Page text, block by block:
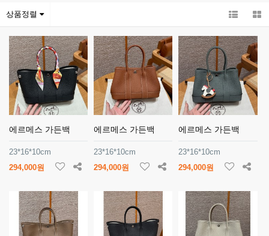
상품정렬
에르메스 가든백
23*16*10cm
294,000원
에르메스 가든백
23*16*10cm
294,000원
에르메스 가든백
23*16*10cm
294,000원